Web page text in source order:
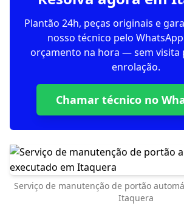
Plantão 24h, peças originais e
nosso técnico pelo
orçamento na hora — sem visita
enrolação.
Chamar técnico no
Serviço de manutenção de portão
Itaquera